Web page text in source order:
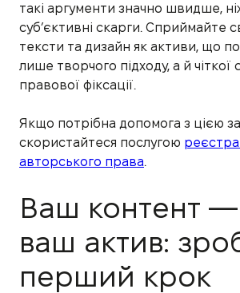
такі аргументи значно швидше,
суб’єктивні скарги. Сприймайте
тексти та дизайн як активи, що
лише творчого підходу, а й чіткої
правової фіксації.
Якщо потрібна допомога з цією
скористайтеся послугою
авторського права.
Ваш контент
ваш актив:
перший крок